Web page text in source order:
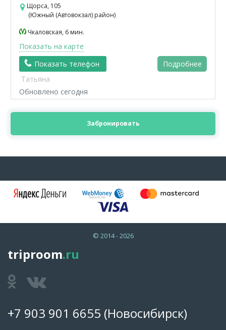
Щорса, 105
(Южный (Автовокзал) район)
Чкаловская, 6 мин.
Показать на карте
Показать телефон
Подробнее
Татьяна
Обновлено сегодня
Забронировать
© 2014 - 2026
triproom.ru
+7 903 901 6655 (Новосибирск)